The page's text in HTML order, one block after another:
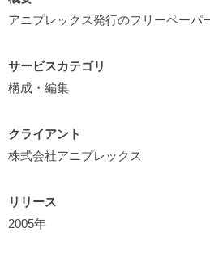
アニプレックス発行のフリーペーパ
サービスカテゴリ
構成・編集
クライアント
株式会社アニプレックス
リリース
2005年